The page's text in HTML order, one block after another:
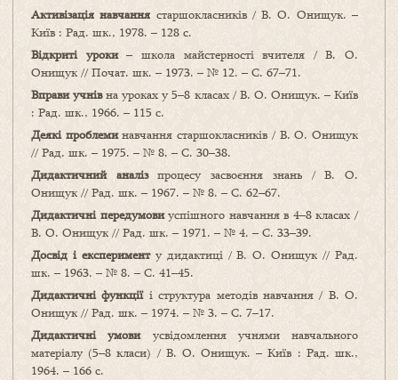
Активізація навчання старшокласників / В. О. Онищук. –
Київ : Рад. шк., 1978. – 128 с.
Відкриті уроки– школа майстерності вчителя / В. О.
Онищук // Почат. шк. – 1973. – № 12. – С. 67–71.
Вправи учнівна уроках у 5–8 класах / В. О. Онищук. – Київ
: Рад. шк., 1966. – 115 с.
Деякі проблеминавчання старшокласників / В. О. Онищук
// Рад. шк. – 1975. – № 8. – С. 30–38.
Дидактичний аналізпроцесу засвоєння знань / В. О.
Онищук // Рад. шк. – 1967. – № 8. – С. 62–67.
Дидактичні передумовиуспішного навчання в 4–8 класах /
В. О. Онищук // Рад. шк. – 1971. – № 4. – С. 33–39.
Досвід і експерименту дидактиці / В. О. Онищук // Рад.
шк. – 1963. – № 8. – С. 41–45.
Дидактичні функціїі структура методів навчання / В. О.
Онищук // Рад. шк. – 1974. – № 3. – С. 7–17.
Дидактичні умовиусвідомлення учнями навчального
матеріалу (5–8 класи) / В. О. Онищук. – Київ : Рад. шк.,
1964. – 166 с.